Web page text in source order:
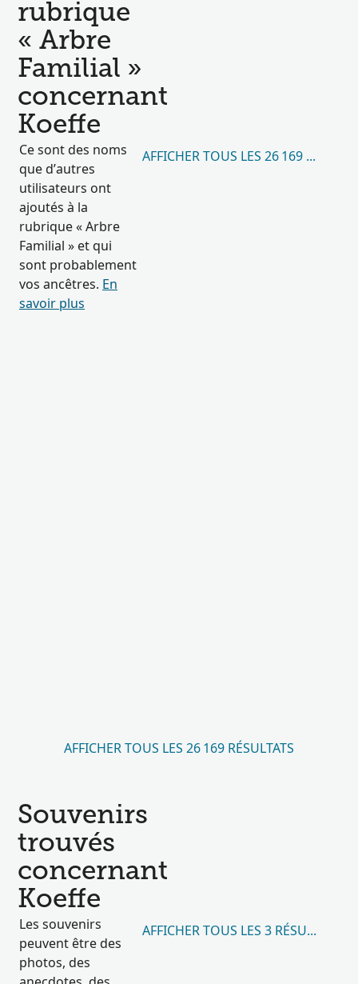
rubrique
« Arbre
Familial »
concernant
Koeffe
Ce sont des noms
que d’autres
utilisateurs ont
ajoutés à la
rubrique « Arbre
Familial » et qui
sont probablement
vos ancêtres. En
savoir plus
AFFICHER TOUS LES 26 169
AFFICHER TOUS LES 26 169 RÉSULTATS
Souvenirs
trouvés
concernant
Koeffe
Les souvenirs
peuvent être des
photos, des
AFFICHER TOUS LES 3 RÉSULTATS